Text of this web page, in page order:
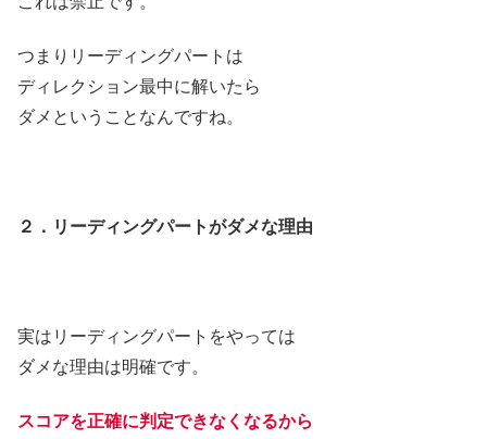
つまりリーディングパートは
ディレクション最中に解いたら
ダメということなんですね。
２．リーディングパートがダメな理由
実はリーディングパートをやっては
ダメな理由は明確です。
スコアを正確に判定できなくなるから